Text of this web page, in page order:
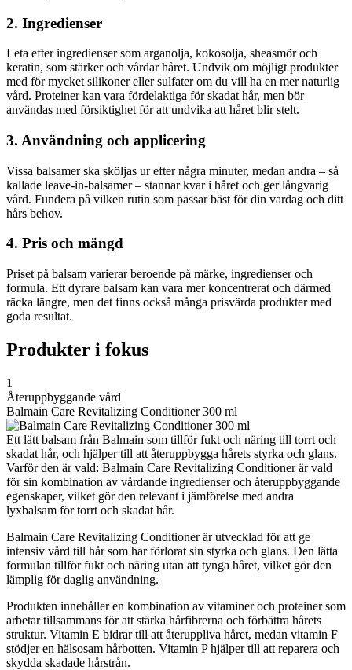
2. Ingredienser
Leta efter ingredienser som arganolja, kokosolja, sheasmör och
keratin, som stärker och vårdar håret. Undvik om möjligt produkter
med för mycket silikoner eller sulfater om du vill ha en mer naturlig
vård. Proteiner kan vara fördelaktiga för skadat hår, men bör
användas med försiktighet för att undvika att håret blir stelt.
3. Användning och applicering
Vissa balsamer ska sköljas ur efter några minuter, medan andra – så
kallade leave-in-balsamer – stannar kvar i håret och ger långvarig
vård. Fundera på vilken rutin som passar bäst för din vardag och ditt
hårs behov.
4. Pris och mängd
Priset på balsam varierar beroende på märke, ingredienser och
formula. Ett dyrare balsam kan vara mer koncentrerat och därmed
räcka längre, men det finns också många prisvärda produkter med
goda resultat.
Produkter i fokus
1
Återuppbyggande vård
Balmain Care Revitalizing Conditioner 300 ml
Ett lätt balsam från Balmain som tillför fukt och näring till torrt och
skadat hår, och hjälper till att återuppbygga hårets styrka och glans.
Varför den är vald: Balmain Care Revitalizing Conditioner är vald
för sin kombination av vårdande ingredienser och återuppbyggande
egenskaper, vilket gör den relevant i jämförelse med andra
lyxbalsam för torrt och skadat hår.
Balmain Care Revitalizing Conditioner är utvecklad för att ge
intensiv vård till hår som har förlorat sin styrka och glans. Den lätta
formulan tillför fukt och näring utan att tynga håret, vilket gör den
lämplig för daglig användning.
Produkten innehåller en kombination av vitaminer och proteiner som
arbetar tillsammans för att stärka hårfibrerna och förbättra hårets
struktur. Vitamin E bidrar till att återuppliva håret, medan vitamin F
stödjer en hälsosam hårbotten. Vitamin P hjälper till att reparera och
skydda skadade hårstrån.